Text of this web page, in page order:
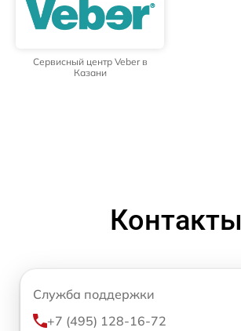
Сервисный центр Veber в
Казани
Контакты
Служба поддержки
+7 (495) 128-16-72